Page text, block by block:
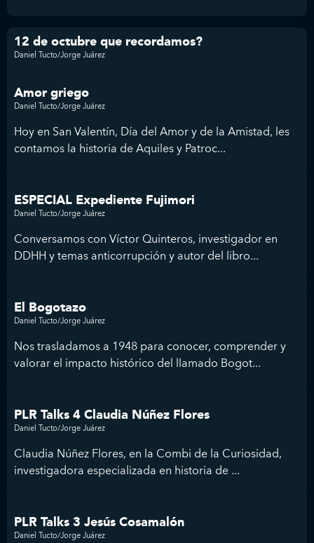
12 de octubre que recordamos?
Daniel Tucto/Jorge Juárez
Amor griego
Daniel Tucto/Jorge Juárez
Hoy en San Valentín, Día del Amor y de la Amistad, les
contamos la historia de Aquiles y Patroc...
ESPECIAL Expediente Fujimori
Daniel Tucto/Jorge Juárez
Conversamos con Víctor Quinteros, investigador en
DDHH y temas anticorrupción y autor del libro...
El Bogotazo
Daniel Tucto/Jorge Juárez
Nos trasladamos a 1948 para conocer, comprender y
valorar el impacto histórico del llamado Bogot...
PLR Talks 4 Claudia Núñez Flores
Daniel Tucto/Jorge Juárez
Claudia Núñez Flores, en la Combi de la Curiosidad,
investigadora especializada en historia de ...
PLR Talks 3 Jesús Cosamalón
Daniel Tucto/Jorge Juárez